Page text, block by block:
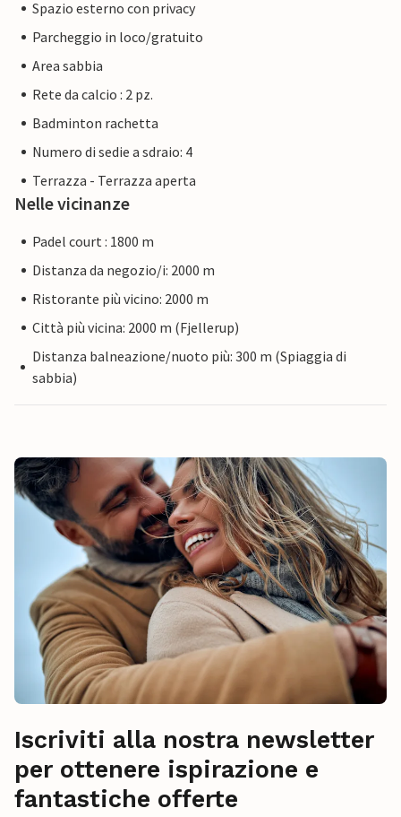
Spazio esterno con privacy
Parcheggio in loco/gratuito
Area sabbia
Rete da calcio : 2 pz.
Badminton rachetta
Numero di sedie a sdraio: 4
Terrazza - Terrazza aperta
Nelle vicinanze
Padel court : 1800 m
Distanza da negozio/i: 2000 m
Ristorante più vicino: 2000 m
Città più vicina: 2000 m (Fjellerup)
Distanza balneazione/nuoto più: 300 m (Spiaggia di
sabbia)
Iscriviti alla nostra newsletter
per ottenere ispirazione e
fantastiche offerte